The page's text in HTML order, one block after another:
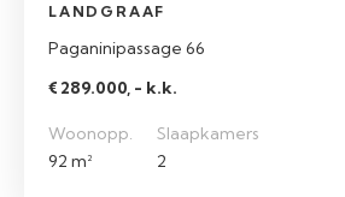
LANDGRAAF
Paganinipassage 66
€ 289.000, - k.k.
Woonopp.
92 m²
Slaapkamers
2